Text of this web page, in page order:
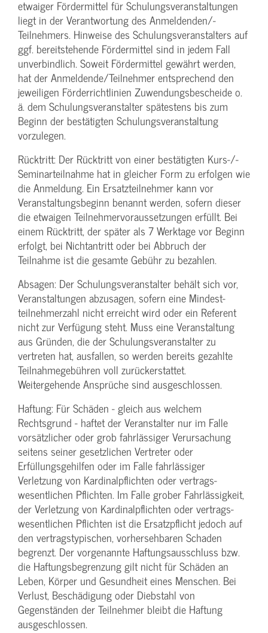
etwaiger Fördermittel für Schulungs­veranstaltungen
liegt in der Verantwortung des Anmeldenden/­
Teilnehmers. Hinweise des Schulungs­veranstalters auf
ggf. bereitstehende Fördermittel sind in jedem Fall
unverbindlich. Soweit Fördermittel gewährt werden,
hat der Anmeldende/­Teilnehmer entsprechend den
jeweiligen Förderrichtlinien Zuwendungs­bescheide o.
ä. dem Schulungs­veranstalter spätestens bis zum
Beginn der bestätigten Schulungs­veranstaltung
vorzulegen.
Rücktritt: Der Rücktritt von einer bestätigten Kurs-/­
Seminarteilnahme hat in gleicher Form zu erfolgen wie
die Anmeldung. Ein Ersatzteilnehmer kann vor
Veranstaltungs­beginn benannt werden, sofern dieser
die etwaigen Teilnehmer­voraussetzungen erfüllt. Bei
einem Rücktritt, der später als 7 Werktage vor Beginn
erfolgt, bei Nichtantritt oder bei Abbruch der
Teilnahme ist die gesamte Gebühr zu bezahlen.
Absagen: Der Schulungs­veranstalter behält sich vor,
Veranstaltungen abzusagen, sofern eine Mindest­
teilnehmerzahl nicht erreicht wird oder ein Referent
nicht zur Verfügung steht. Muss eine Veranstaltung
aus Gründen, die der Schulungs­veranstalter zu
vertreten hat, ausfallen, so werden bereits gezahlte
Teilnahme­gebühren voll zurückerstattet.
Weitergehende Ansprüche sind ausgeschlossen.
Haftung: Für Schäden - gleich aus welchem
Rechtsgrund - haftet der Veranstalter nur im Falle
vorsätzlicher oder grob fahrlässiger Verursachung
seitens seiner gesetzlichen Vertreter oder
Erfüllungsgehilfen oder im Falle fahrlässiger
Verletzung von Kardinalpflichten oder vertrags­
wesentlichen Pflichten. Im Falle grober Fahrlässigkeit,
der Verletzung von Kardinalpflichten oder vertrags­
wesentlichen Pflichten ist die Ersatzpflicht jedoch auf
den vertragstypischen, vorhersehbaren Schaden
begrenzt. Der vorgenannte Haftungs­ausschluss bzw.
die Haftungs­begrenzung gilt nicht für Schäden an
Leben, Körper und Gesundheit eines Menschen. Bei
Verlust, Beschädigung oder Diebstahl von
Gegenständen der Teilnehmer bleibt die Haftung
ausgeschlossen.